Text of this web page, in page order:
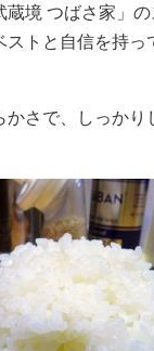
蔵境 つばさ家」
トと自信を持っ
さで、しっかり